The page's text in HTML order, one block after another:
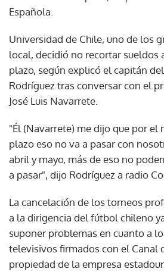
Española.
Universidad de Chile, uno de los
local, decidió no recortar sueldos
plazo, según explicó el capitán
Rodríguez tras conversar con el
José Luis Navarrete.
"Él (Navarrete) me dijo que por el
plazo eso no va a pasar con
abril y mayo, más de eso no
a pasar", dijo Rodríguez a radio
La cancelación de los torneos
a la dirigencia del fútbol chileno
suponer problemas en cuanto a
televisivos firmados con el Canal
propiedad de la empresa